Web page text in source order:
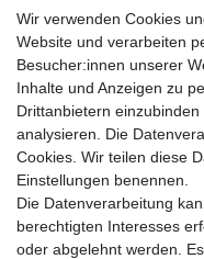
Postkarten von modern
beste Bildqualität und
Suchbegriffe
Jugendfrei| Englisch|
International|Mund|
Wir verwenden Cookies
Website und verarbeiten
Besucher:innen unserer
Inhalte und Anzeigen zu
Drittanbietern
analysieren. Die
Cookies. Wir teilen diese
Einstellungen benennen.
Die Datenverarbeitung
berechtigten Interesses
oder abgelehnt werden.